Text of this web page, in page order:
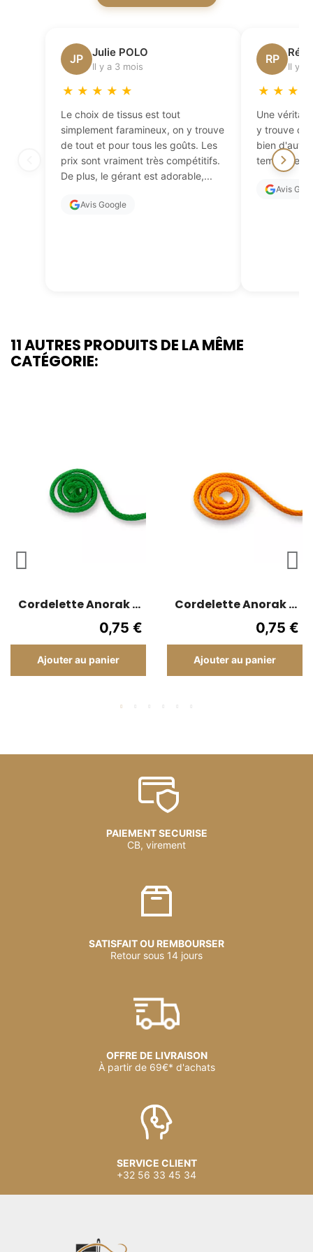
JP Julie POLO
Il y a 3 mois
★ ★ ★ ★ ★
Le choix de tissus est tout
simplement faramineux, on y trouve
de tout et pour tous les goûts. Les
prix sont vraiment très compétitifs.
De plus, le gérant est adorable,...
Avis Google
RP
Il y a
★ ★ ★
Une
y trouve de
bien
temps de
Avis
11 AUTRES PRODUITS DE LA MÊME
CATÉGORIE:
Cordelette Anorak -
Vert herbe - 5 mm
0,75 €
Ajouter au panier
Cordelette Anorak -
Orange - 5 mm
0,75 €
Ajouter au panier
PAIEMENT SECURISE
CB, virement
SATISFAIT OU REMBOURSER
Retour sous 14 jours
OFFRE DE LIVRAISON
À partir de 69€* d'achats
SERVICE CLIENT
+32 56 33 45 34